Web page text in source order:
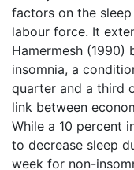
factors on the
labour force. It
Hamermesh
insomnia, a
quarter and a third
link between
While a 10 percent
to decrease sleep
week for non-